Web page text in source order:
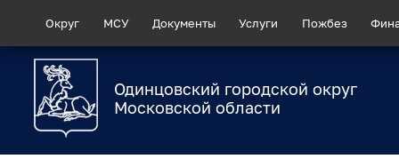
Округ МСУ Документы Услуги Пожбез
Одинцовский городской округ
Московской области